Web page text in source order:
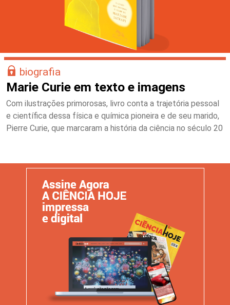
biografia
Marie Curie em texto e imagens
Com ilustrações primorosas, livro conta a trajetória pessoal
e científica dessa física e química pioneira e de seu marido,
Pierre Curie, que marcaram a história da ciência no século 20